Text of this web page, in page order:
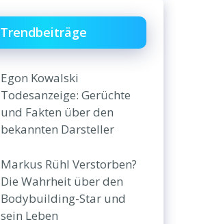
Trendbeiträge
Egon Kowalski
Todesanzeige: Gerüchte
und Fakten über den
bekannten Darsteller
Markus Rühl Verstorben?
Die Wahrheit über den
Bodybuilding-Star und
sein Leben